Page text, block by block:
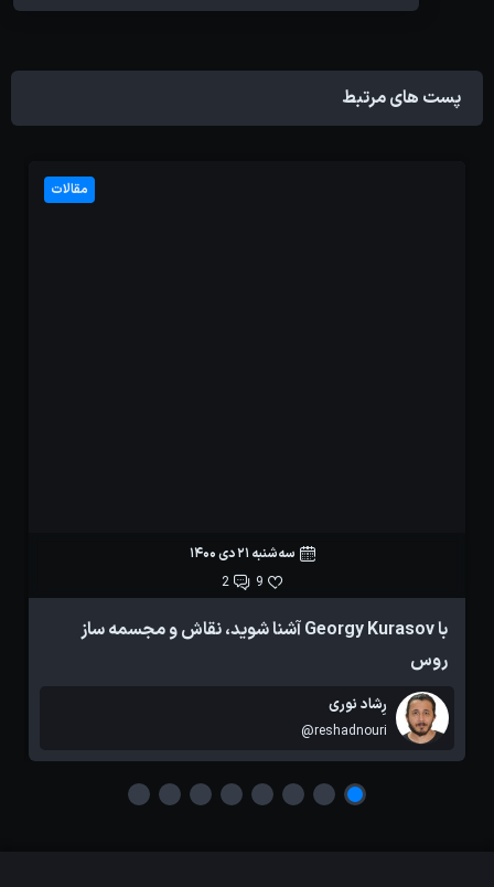
پست های مرتبط
مقالات
سه‌شنبه 21 دی 1400
9
2
با Georgy Kurasov آشنا شوید، نقاش و مجسمه ساز
روس
رِشاد نوری
@reshadnouri